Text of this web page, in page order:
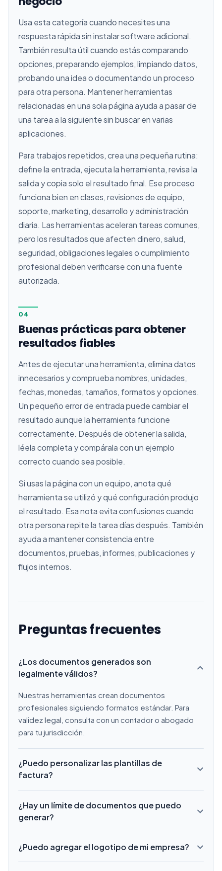
Usa esta categoría cuando necesites una
respuesta rápida sin instalar software adicional.
También resulta útil cuando estás comparando
opciones, preparando ejemplos, limpiando datos,
probando una idea o documentando un proceso
para otra persona. Mantener herramientas
relacionadas en una sola página ayuda a pasar de
una tarea a la siguiente sin buscar en varias
aplicaciones.
Para trabajos repetidos, crea una pequeña rutina:
define la entrada, ejecuta la herramienta, revisa la
salida y copia solo el resultado final. Ese proceso
funciona bien en clases, revisiones de equipo,
soporte, marketing, desarrollo y administración
diaria. Las herramientas aceleran tareas comunes,
pero los resultados que afecten dinero, salud,
seguridad, obligaciones legales o cumplimiento
profesional deben verificarse con una fuente
autorizada.
04
Buenas prácticas para obtener
resultados fiables
Antes de ejecutar una herramienta, elimina datos
innecesarios y comprueba nombres, unidades,
fechas, monedas, tamaños, formatos y opciones.
Un pequeño error de entrada puede cambiar el
resultado aunque la herramienta funcione
correctamente. Después de obtener la salida,
léela completa y compárala con un ejemplo
correcto cuando sea posible.
Si usas la página con un equipo, anota qué
herramienta se utilizó y qué configuración produjo
el resultado. Esa nota evita confusiones cuando
otra persona repite la tarea días después. También
ayuda a mantener consistencia entre
documentos, pruebas, informes, publicaciones y
flujos internos.
Preguntas frecuentes
¿Los documentos generados son
legalmente válidos?
Nuestras herramientas crean documentos
profesionales siguiendo formatos estándar. Para
validez legal, consulta con un contador o abogado
para tu jurisdicción.
¿Puedo personalizar las plantillas de
factura?
personalización de logotipos, colores, campos y
diseños para que coincidan con tu marca.
¿Hay un límite de documentos que puedo
generar?
documentos comerciales como necesites,
completamente gratis.
¿Puedo agregar el logotipo de mi empresa?